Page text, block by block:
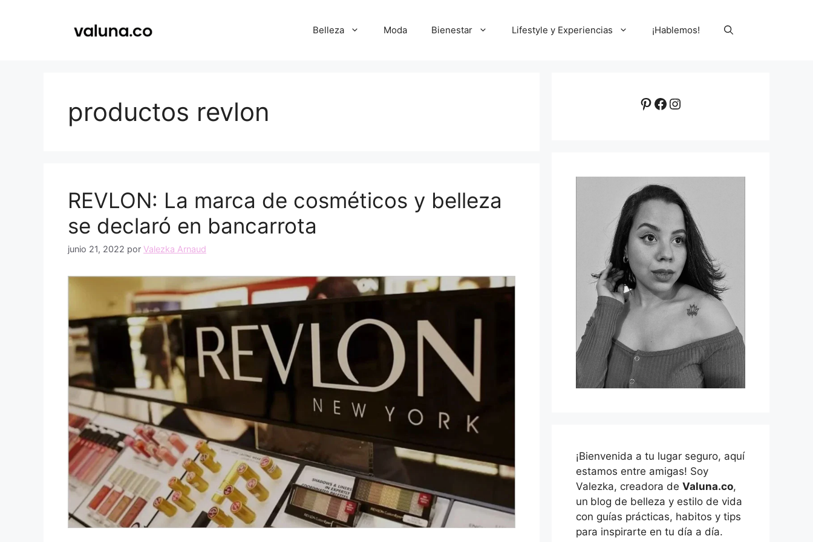
Belleza Moda Bienestar Lifestyle y Experiencias ¡Hablemos!
productos revlon
REVLON: La marca de cosméticos y belleza
se declaró en bancarrota
junio 21, 2022 por Valezka Arnaud
Pinterest
Facebook
Instagram
¡Bienvenida a tu lugar seguro, aquí
estamos entre amigas! Soy
Valezka, creadora de Valuna.co,
un blog de belleza y estilo de vida
con guías prácticas, habitos y tips
para inspirarte en tu día a día.